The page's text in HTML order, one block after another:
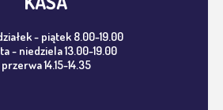
- piątek 8.00-19.00
- niedziela 13.00-19.00
przerwa 14.15-14.35